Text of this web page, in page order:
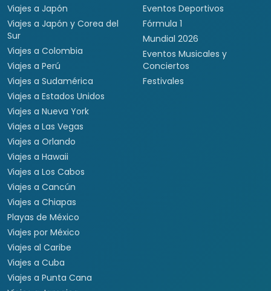
Viajes a Japón
Viajes a Japón y Corea del
Sur
Viajes a Colombia
Viajes a Perú
Viajes a Sudamérica
Viajes a Estados Unidos
Viajes a Nueva York
Viajes a Las Vegas
Viajes a Orlando
Viajes a Hawaii
Viajes a Los Cabos
Viajes a Cancún
Viajes a Chiapas
Playas de México
Viajes por México
Viajes al Caribe
Viajes a Cuba
Viajes a Punta Cana
Eventos Deportivos
Fórmula 1
Mundial 2026
Eventos Musicales y
Conciertos
Festivales